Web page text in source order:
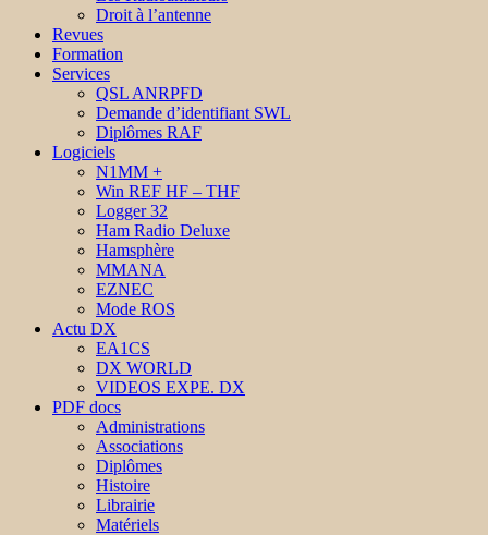
Droit à l’antenne
Revues
Formation
Services
QSL ANRPFD
Demande d’identifiant SWL
Diplômes RAF
Logiciels
N1MM +
Win REF HF – THF
Logger 32
Ham Radio Deluxe
Hamsphère
MMANA
EZNEC
Mode ROS
Actu DX
EA1CS
DX WORLD
VIDEOS EXPE. DX
PDF docs
Administrations
Associations
Diplômes
Histoire
Librairie
Matériels